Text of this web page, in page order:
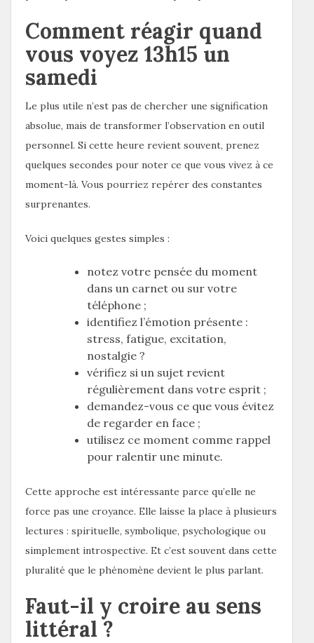
Comment réagir quand
vous voyez 13h15 un
samedi
Le plus utile n’est pas de chercher une signification
absolue, mais de transformer l’observation en outil
personnel. Si cette heure revient souvent, prenez
quelques secondes pour noter ce que vous vivez à ce
moment-là. Vous pourriez repérer des constantes
surprenantes.
Voici quelques gestes simples :
notez votre pensée du moment
dans un carnet ou sur votre
téléphone ;
identifiez l’émotion présente :
stress, fatigue, excitation,
nostalgie ?
vérifiez si un sujet revient
régulièrement dans votre esprit ;
demandez-vous ce que vous évitez
de regarder en face ;
utilisez ce moment comme rappel
pour ralentir une minute.
Cette approche est intéressante parce qu’elle ne
force pas une croyance. Elle laisse la place à plusieurs
lectures : spirituelle, symbolique, psychologique ou
simplement introspective. Et c’est souvent dans cette
pluralité que le phénomène devient le plus parlant.
Faut-il y croire au sens
littéral ?